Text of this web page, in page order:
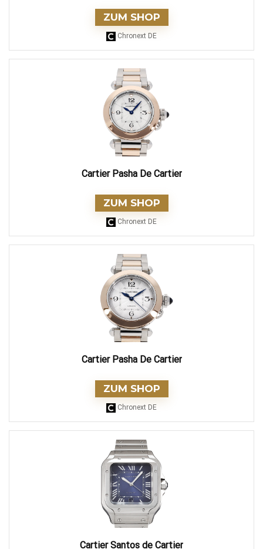
ZUM SHOP
Chronext DE
Cartier Pasha De Cartier
ZUM SHOP
Chronext DE
Cartier Pasha De Cartier
ZUM SHOP
Chronext DE
Cartier Santos de Cartier